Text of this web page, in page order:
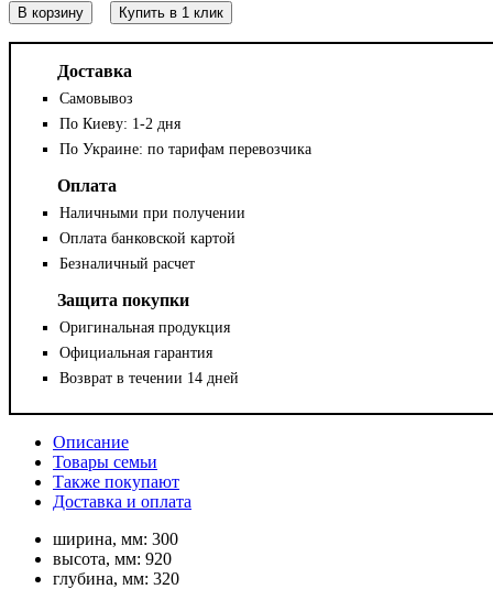
В корзину Купить в 1 клик
Доставка
Самовывоз
По Киеву: 1-2 дня
По Украине: по тарифам перевозчика
Оплата
Наличными при получении
Оплата банковской картой
Безналичный расчет
Защита покупки
Оригинальная продукция
Официальная гарантия
Возврат в течении 14 дней
Описание
Товары семьи
Также покупают
Доставка и оплата
ширина, мм: 300
высота, мм: 920
глубина, мм: 320